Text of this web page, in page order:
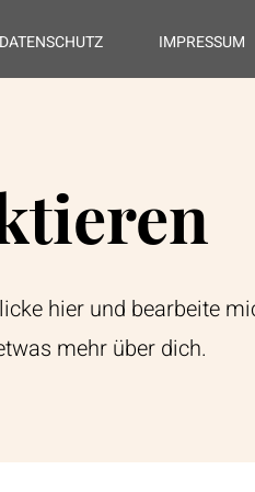
DATENSCHUTZ IMPRESSUM
hier und bearbeite
mehr über dich.